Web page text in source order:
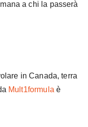
a chi la passerà
in Canada, terra
Mult1formula è